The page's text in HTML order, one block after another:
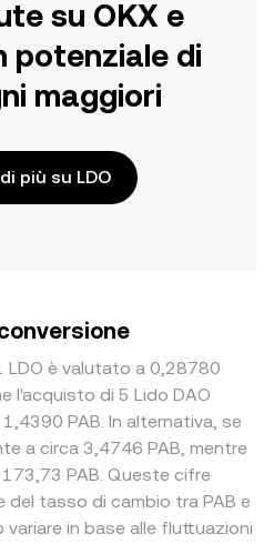
su OKX e
potenziale di
maggiori
più su LDO
LDO è valutato a 0,28780
l'acquisto di 5 Lido DAO
PAB. In alternativa, se
a circa 3,4746 PAB, mentre
PAB. Queste cifre
tasso di cambio tra PAB e
in base alle fluttuazioni